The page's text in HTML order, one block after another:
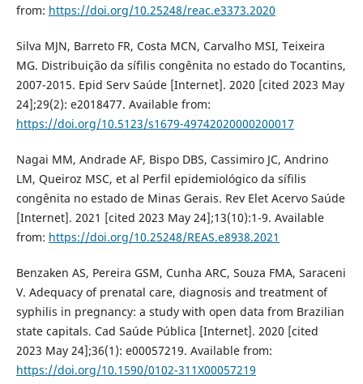
from: https://doi.org/10.25248/reac.e3373.2020
Silva MJN, Barreto FR, Costa MCN, Carvalho MSI, Teixeira
MG. Distribuição da sífilis congênita no estado do Tocantins,
2007-2015. Epid Serv Saúde [Internet]. 2020 [cited 2023 May
24];29(2): e2018477. Available from:
https://doi.org/10.5123/s1679-49742020000200017
Nagai MM, Andrade AF, Bispo DBS, Cassimiro JC, Andrino
LM, Queiroz MSC, et al Perfil epidemiológico da sífilis
congênita no estado de Minas Gerais. Rev Elet Acervo Saúde
[Internet]. 2021 [cited 2023 May 24];13(10):1-9. Available
from: https://doi.org/10.25248/REAS.e8938.2021
Benzaken AS, Pereira GSM, Cunha ARC, Souza FMA, Saraceni
V. Adequacy of prenatal care, diagnosis and treatment of
syphilis in pregnancy: a study with open data from Brazilian
state capitals. Cad Saúde Pública [Internet]. 2020 [cited
2023 May 24];36(1): e00057219. Available from:
https://doi.org/10.1590/0102-311X00057219